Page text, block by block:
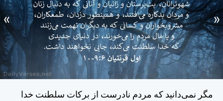
«
»
مگر نمی‌دانيد كه مردم نادرست از بركات سلطنت خدا